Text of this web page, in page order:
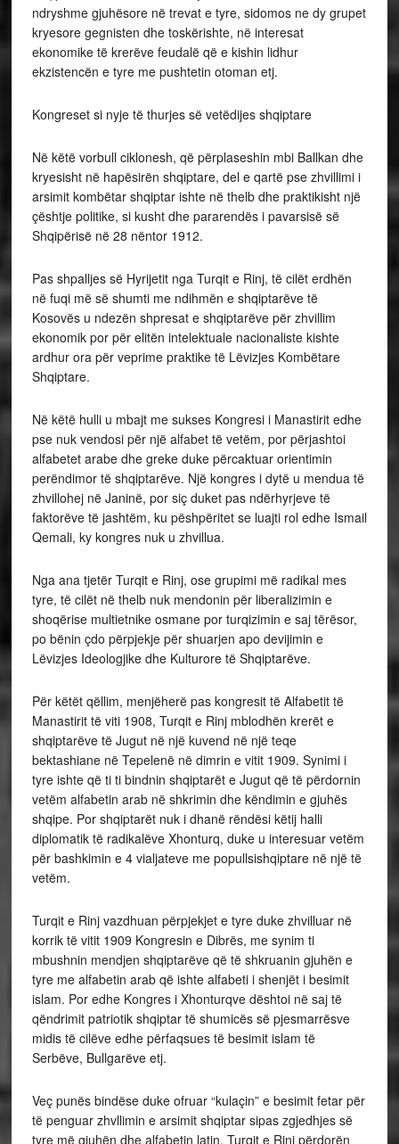
ndryshme gjuhësore në trevat e tyre, sidomos ne dy grupet
kryesore gegnisten dhe toskërishte, në interesat
ekonomike të krerëve feudalë që e kishin lidhur
ekzistencën e tyre me pushtetin otoman etj.
Kongreset si nyje të thurjes së vetëdijes shqiptare
Në këtë vorbull ciklonesh, që përplaseshin mbi Ballkan dhe
kryesisht në hapësirën shqiptare, del e qartë pse zhvillimi i
arsimit kombëtar shqiptar ishte në thelb dhe praktikisht një
çështje politike, si kusht dhe pararendës i pavarsisë së
Shqipërisë në 28 nëntor 1912.
Pas shpalljes së Hyrijetit nga Turqit e Rinj, të cilët erdhën
në fuqi më së shumti me ndihmën e shqiptarëve të
Kosovës u ndezën shpresat e shqiptarëve për zhvillim
ekonomik por për elitën intelektuale nacionaliste kishte
ardhur ora për veprime praktike të Lëvizjes Kombëtare
Shqiptare.
Në këtë hulli u mbajt me sukses Kongresi i Manastirit edhe
pse nuk vendosi për një alfabet të vetëm, por përjashtoi
alfabetet arabe dhe greke duke përcaktuar orientimin
perëndimor të shqiptarëve. Një kongres i dytë u mendua të
zhvillohej në Janinë, por siç duket pas ndërhyrjeve të
faktorëve të jashtëm, ku pëshpëritet se luajti rol edhe Ismail
Qemali, ky kongres nuk u zhvillua.
Nga ana tjetër Turqit e Rinj, ose grupimi më radikal mes
tyre, të cilët në thelb nuk mendonin për liberalizimin e
shoqërise multietnike osmane por turqizimin e saj tërësor,
po bënin çdo përpjekje për shuarjen apo devijimin e
Lëvizjes Ideologjike dhe Kulturore të Shqiptarëve.
Për këtët qëllim, menjëherë pas kongresit të Alfabetit të
Manastirit të viti 1908, Turqit e Rinj mblodhën krerët e
shqiptarëve të Jugut në një kuvend në një teqe
bektashiane në Tepelenë në dimrin e vitit 1909. Synimi i
tyre ishte që ti ti bindnin shqiptarët e Jugut që të përdornin
vetëm alfabetin arab në shkrimin dhe këndimin e gjuhës
shqipe. Por shqiptarët nuk i dhanë rëndësi këtij halli
diplomatik të radikalëve Xhonturq, duke u interesuar vetëm
për bashkimin e 4 vialjateve me popullsishqiptare në një të
vetëm.
Turqit e Rinj vazdhuan përpjekjet e tyre duke zhvilluar në
korrik të vitit 1909 Kongresin e Dibrës, me synim ti
mbushnin mendjen shqiptarëve që të shkruanin gjuhën e
tyre me alfabetin arab që ishte alfabeti i shenjët i besimit
islam. Por edhe Kongres i Xhonturqve dështoi në saj të
qëndrimit patriotik shqiptar të shumicës së pjesmarrësve
midis të cilëve edhe përfaqsues të besimit islam të
Serbëve, Bullgarëve etj.
Veç punës bindëse duke ofruar “kulaçin” e besimit fetar për
të penguar zhvllimin e arsimit shqiptar sipas zgjedhjes së
tyre më gjuhën dhe alfabetin latin, Turqit e Rinj përdorën